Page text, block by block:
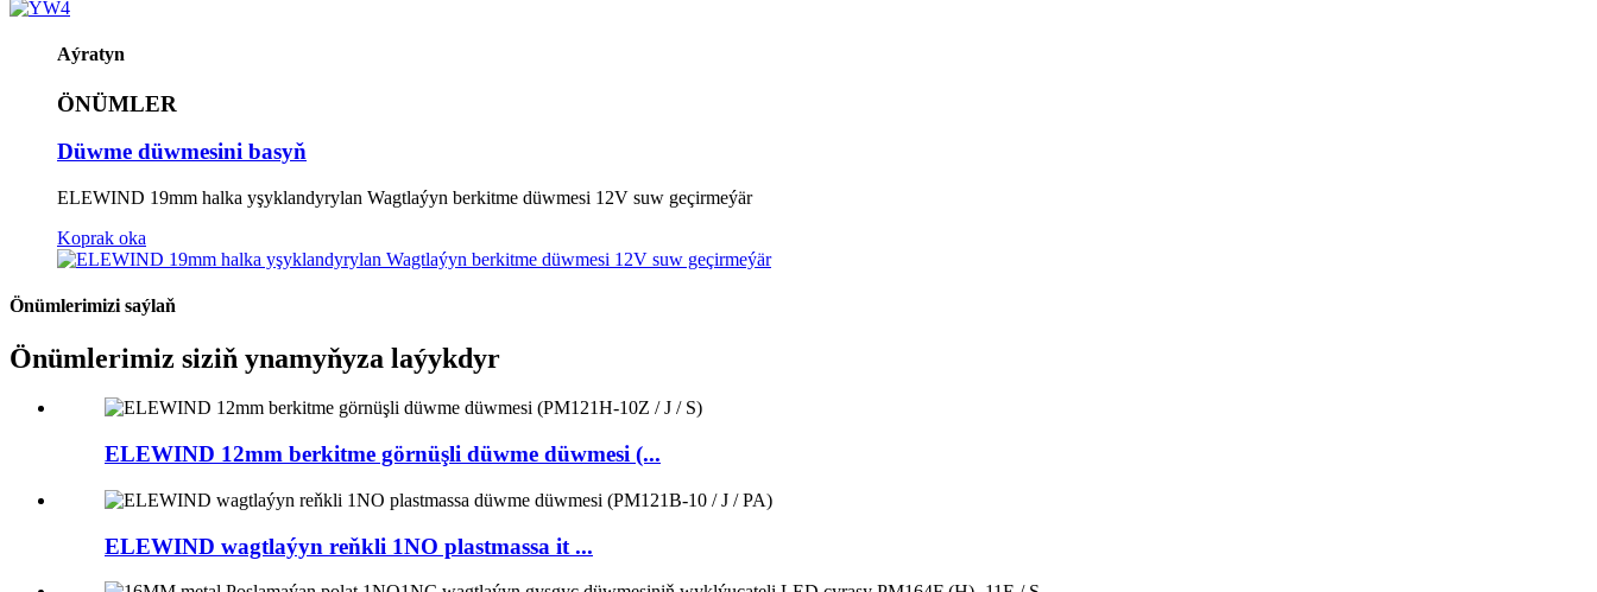
Aýratyn
ÖNÜMLER
Düwme düwmesini basyň
ELEWIND 19mm halka yşyklandyrylan Wagtlaýyn berkitme düwmesi 12V suw geçirmeýär
Koprak oka
Önümlerimizi saýlaň
Önümlerimiz siziň ynamyňyza laýykdyr
ELEWIND 12mm berkitme görnüşli düwme düwmesi (...
ELEWIND wagtlaýyn reňkli 1NO plastmassa it ...